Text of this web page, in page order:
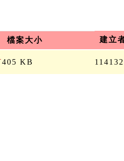
檔案大小
建立
405 KB